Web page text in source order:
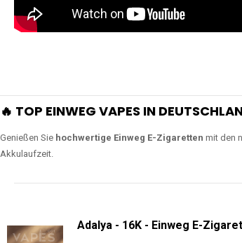
🔥 TOP EINWEG VAPES IN
Genießen Sie hochwertige Einweg E-Zigaretten mit den
Akkulaufzeit.
Adalya - 16K - Einweg E-